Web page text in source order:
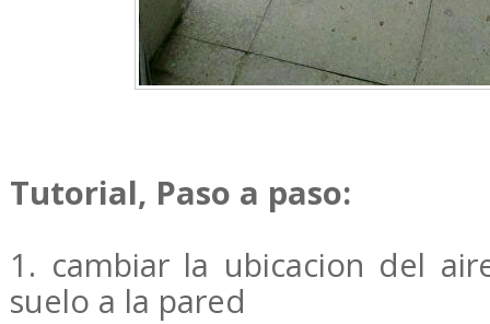
Tutorial, Paso a paso:
1. cambiar la ubicacion del
suelo a la pared